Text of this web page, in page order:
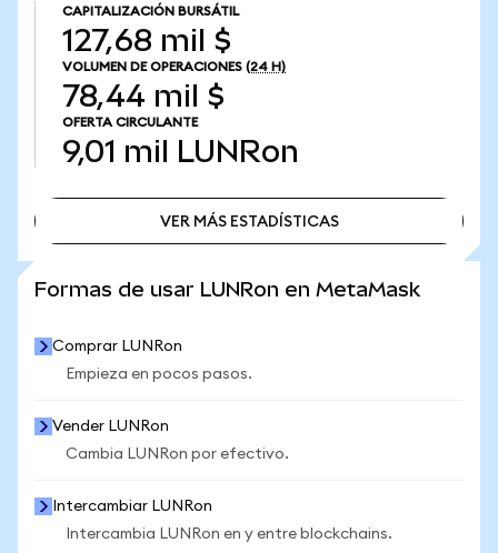
CAPITALIZACIÓN BURSÁTIL
127,68 mil $
VOLUMEN DE OPERACIONES (24 H)
78,44 mil $
OFERTA CIRCULANTE
9,01 mil LUNRon
VER MÁS ESTADÍSTICAS
Formas de usar LUNRon en MetaMask
Comprar LUNRon
Empieza en pocos pasos.
Vender LUNRon
Cambia LUNRon por efectivo.
Intercambiar LUNRon
Intercambia LUNRon en y entre blockchains.